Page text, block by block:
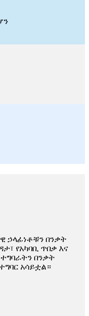
ኃላፊነቶቹን በንቃት
የአካባቢ ጥበቃ እና
በንቃት
አሳይቷል።